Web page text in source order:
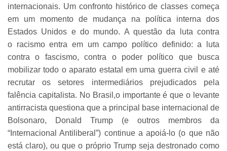
internacionais. Um confronto histórico de classes começa
em um momento de mudança na política interna dos
Estados Unidos e do mundo. A questão da luta contra
o racismo entra em um campo político definido: a luta
contra o fascismo, contra o poder político que busca
mobilizar todo o aparato estatal em uma guerra civil e até
recrutar os setores intermediários prejudicados pela
falência capitalista. No Brasil,o importante é que o levante
antirracista questiona que a principal base internacional de
Bolsonaro, Donald Trump (e outros membros da
“Internacional Antiliberal”) continue a apoiá-lo (o que não
está claro), ou que o próprio Trump seja destronado como